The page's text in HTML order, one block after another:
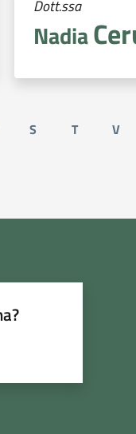
Dott.ssa
Nadia
S T V